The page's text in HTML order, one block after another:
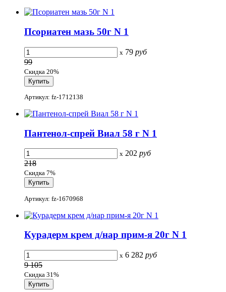
Псориатен мазь 50г N 1
x 79 руб
99
Скидка 20%
Артикул: fz-1712138
Пантенол-спрей Виал 58 г N 1
x 202 руб
218
Скидка 7%
Артикул: fz-1670968
Курадерм крем д/нар прим-я 20г N 1
x 6 282 руб
9 105
Скидка 31%